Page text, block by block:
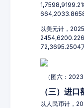
664,2033.8658
以美元计，
72,3695.2504
（图六：
（三）进口
以人民币计，